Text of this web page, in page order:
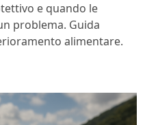
e quando le
problema. Guida
alimentare.